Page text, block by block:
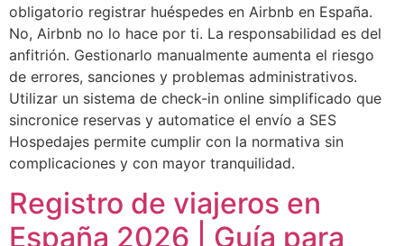
obligatorio registrar huéspedes en Airbnb en España.
No, Airbnb no lo hace por ti. La responsabilidad es del
anfitrión. Gestionarlo manualmente aumenta el riesgo
de errores, sanciones y problemas administrativos.
Utilizar un sistema de check-in online simplificado que
sincronice reservas y automatice el envío a SES
Hospedajes permite cumplir con la normativa sin
complicaciones y con mayor tranquilidad.
Registro de viajeros en
España 2026 | Guía para